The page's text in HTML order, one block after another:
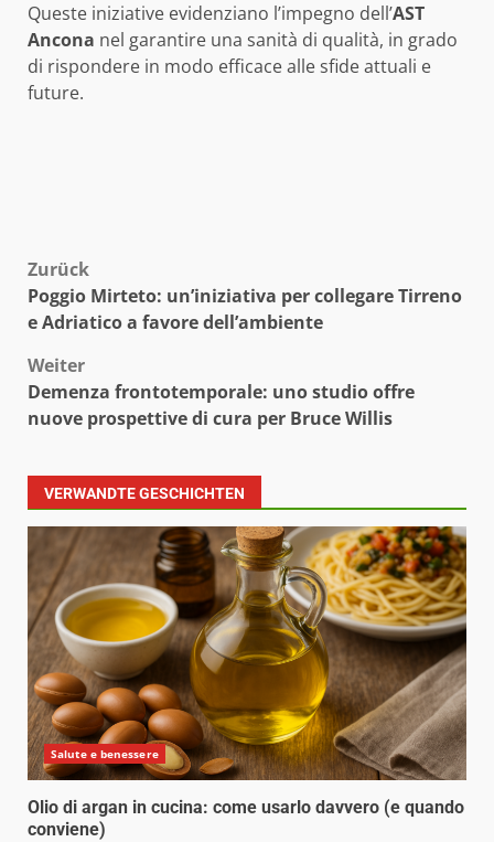
Queste iniziative evidenziano l’impegno dell’AST
Ancona nel garantire una sanità di qualità, in grado
di rispondere in modo efficace alle sfide attuali e
future.
Beitragsnavigation
Zurück
Poggio Mirteto: un’iniziativa per collegare Tirreno
e Adriatico a favore dell’ambiente
Weiter
Demenza frontotemporale: uno studio offre
nuove prospettive di cura per Bruce Willis
VERWANDTE GESCHICHTEN
Salute e benessere
Olio di argan in cucina: come usarlo davvero (e quando
conviene)